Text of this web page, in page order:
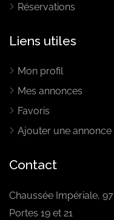
Réservations
Liens utiles
Mon profil
Mes annonces
Favoris
Ajouter une annonce
Contact
Chaussée Impériale, 97
Portes 19 et 21